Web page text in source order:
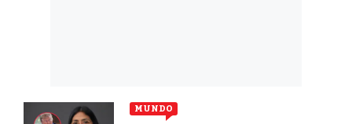
MUNDO